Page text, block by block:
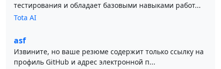
тестирования и обладает базовыми навыками работ...
Tota AI
asf
Извините, но ваше резюме содержит только ссылку на
профиль GitHub и адрес электронной п...